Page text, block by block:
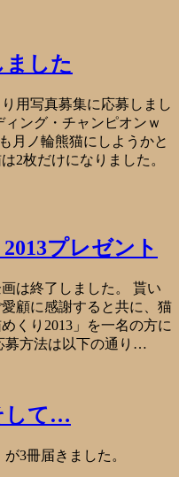
ました
用写真募集に応募しまし
ング・チャンピオンｗ
月ノ輪熊猫にしようかと
2枚だけになりました。
プレゼント
は終了しました。 貰い
顧に感謝すると共に、猫
くり2013」を一名の方に
募方法は以下の通り…
して…
3冊届きました。